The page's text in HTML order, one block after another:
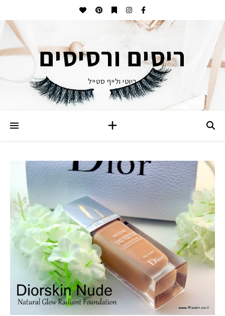
ריסים ורסיסים
ביוטי ולייף סטייל